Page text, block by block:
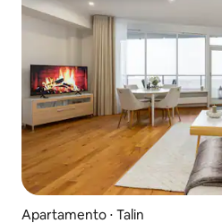
Apartamento ⋅ Talin